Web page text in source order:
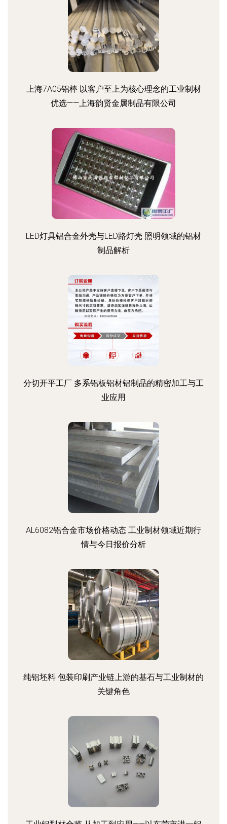
上海7A05铝棒 以客户至上为核心理念的工业制材
优选——上海韵贤金属制品有限公司
LED灯具铝合金外壳与LED路灯壳 照明领域的铝材
制品解析
分切开平工厂 多系铝板铝材铝制品的精密加工与工
业应用
AL6082铝合金市场价格动态 工业制材领域近期行
情与今日报价分析
纯铝坯料 包装印刷产业链上游的基石与工业制材的
关键角色